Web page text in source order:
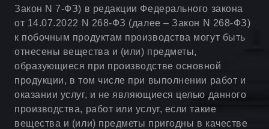
Закон N 7-ФЗ) в редакции Федерального закона
от 14.07.2022 N 268-ФЗ (далее – Закон N 268-ФЗ)
к побочным продуктам производства могут быть
отнесены вещества и (или) предметы,
образующиеся при производстве основной
продукции, в том числе при выполнении работ и
оказании услуг, и не являющиеся целью данного
производства, работ или услуг, если такие
вещества и (или) предметы пригодны в качестве